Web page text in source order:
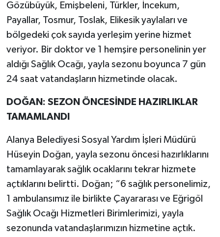
Gözübüyük, Emişbeleni, Türkler, İncekum,
Payallar, Tosmur, Toslak, Elikesik yaylaları ve
bölgedeki çok sayıda yerleşim yerine hizmet
veriyor. Bir doktor ve 1 hemşire personelinin yer
aldığı Sağlık Ocağı, yayla sezonu boyunca 7 gün
24 saat vatandaşların hizmetinde olacak.
DOĞAN: SEZON ÖNCESİNDE HAZIRLIKLAR
TAMAMLANDI
Alanya Belediyesi Sosyal Yardım İşleri Müdürü
Hüseyin Doğan, yayla sezonu öncesi hazırlıklarını
tamamlayarak sağlık ocaklarını tekrar hizmete
açtıklarını belirtti. Doğan; “6 sağlık personelimiz,
1 ambulansımız ile birlikte Çayararası ve Eğrigöl
Sağlık Ocağı Hizmetleri Birimlerimizi, yayla
sezonunda vatandaşlarımızın hizmetine açtık.